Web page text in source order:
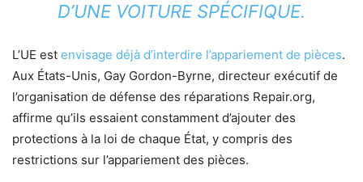
D’UNE VOITURE SPÉCIFIQUE.
L’UE est envisage déjà d’interdire l’appariement de pièces.
Aux États-Unis, Gay Gordon-Byrne, directeur exécutif de
l’organisation de défense des réparations Repair.org,
affirme qu’ils essaient constamment d’ajouter des
protections à la loi de chaque État, y compris des
restrictions sur l’appariement des pièces.